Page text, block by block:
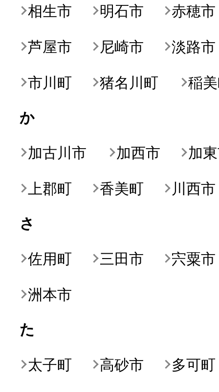
よく見られている返礼品
ふるさと納税徹底比較
寄付上限額シミュレーション
給与所得者版
副業・パラレルワーカー
ふるさと納税の基礎知識
10秒ぴったり診断
相生市 明石市 赤穂市
芦屋市 尼崎市 淡路市
市川町 猪名川町 稲
か
加古川市 加西市 加
上郡町 香美町 川西市
さ
佐用町 三田市 宍粟市
洲本市
た
太子町 高砂市 多可町